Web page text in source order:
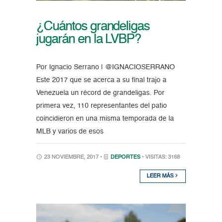
¿Cuántos grandeligas
jugarán en la LVBP?
Por Ignacio Serrano | @IGNACIOSERRANO
Este 2017 que se acerca a su final trajo a
Venezuela un récord de grandeligas. Por
primera vez, 110 representantes del patio
coincidieron en una misma temporada de la
MLB y varios de esos
23 NOVIEMBRE, 2017 • DEPORTES • VISITAS: 3168
LEER MÁS